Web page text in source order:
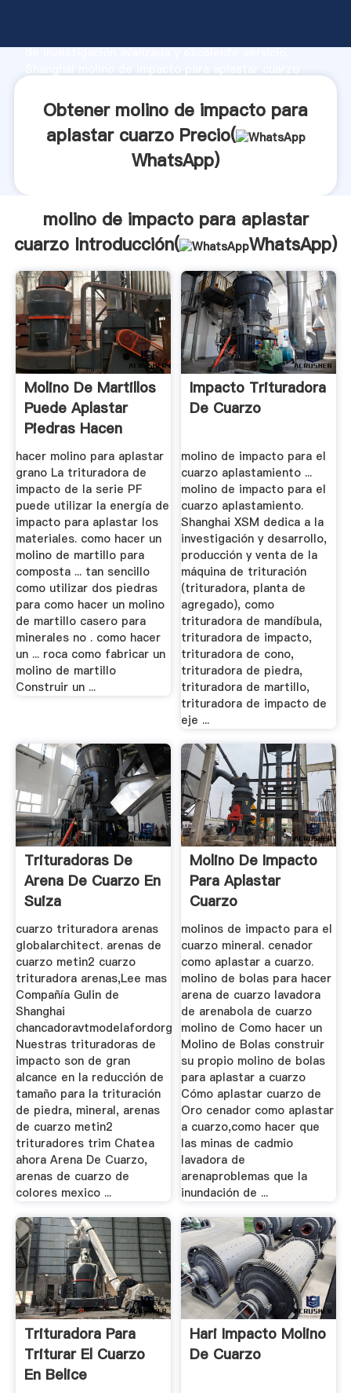
de investigación avanzada y excelente servicio,
clientes.
Obtener molino de impacto para
aplastar cuarzo Precio(
WhatsApp)
molino de impacto para aplastar
cuarzo Introducción(
WhatsApp)
Molino De Martillos
Puede Aplastar
Piedras Hacen
hacer molino para aplastar
grano La trituradora de
impacto de la serie PF
puede utilizar la energía de
impacto para aplastar los
materiales. como hacer un
molino de martillo para
composta ... tan sencillo
como utilizar dos piedras
para como hacer un molino
de martillo casero para
minerales no . como hacer
un ... roca como fabricar un
molino de martillo
Construir un ...
Impacto Trituradora
De Cuarzo
molino de impacto para el
cuarzo aplastamiento ...
molino de impacto para el
cuarzo aplastamiento.
Shanghai XSM dedica a la
investigación y desarrollo,
producción y venta de la
máquina de trituración
(trituradora, planta de
agregado), como
trituradora de mandíbula,
trituradora de impacto,
trituradora de cono,
trituradora de piedra,
trituradora de martillo,
trituradora de impacto de
eje ...
Trituradoras De
Arena De Cuarzo En
Suiza
cuarzo trituradora arenas
globalarchitect. arenas de
cuarzo metin2 cuarzo
trituradora arenas,Lee mas
Compañía Gulin de
Shanghai
chancadoravtmodelafordorg
Nuestras trituradoras de
impacto son de gran
alcance en la reducción de
tamaño para la trituración
de piedra, mineral, arenas
de cuarzo metin2
trituradores trim Chatea
ahora Arena De Cuarzo,
arenas de cuarzo de
colores mexico ...
Molino De Impacto
Para Aplastar
Cuarzo
molinos de impacto para el
cuarzo mineral. cenador
como aplastar a cuarzo.
molino de bolas para hacer
arena de cuarzo lavadora
de arenabola de cuarzo
molino de Como hacer un
Molino de Bolas construir
su propio molino de bolas
para aplastar a cuarzo
Cómo aplastar cuarzo de
Oro cenador como aplastar
a cuarzo,como hacer que
las minas de cadmio
lavadora de
arenaproblemas que la
inundación de ...
Trituradora Para
Triturar El Cuarzo
En Belice
Hari Impacto Molino
De Cuarzo